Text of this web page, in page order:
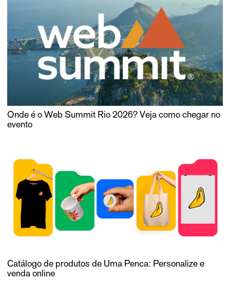
Onde é o Web Summit Rio 2026? Veja como chegar no
evento
Catálogo de produtos de Uma Penca: Personalize e
venda online